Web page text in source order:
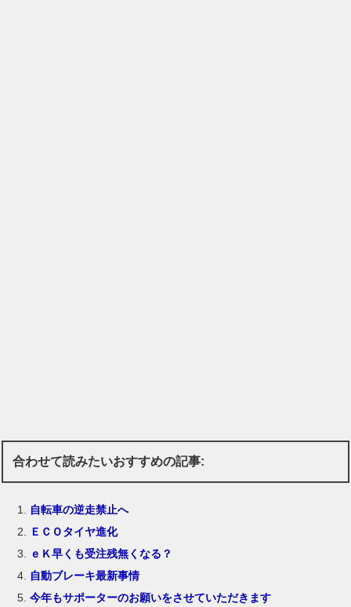
合わせて読みたいおすすめの記事:
自転車の逆走禁止へ
ＥＣＯタイヤ進化
ｅＫ早くも受注残無くなる？
自動ブレーキ最新事情
今年もサポーターのお願いをさせていただきます